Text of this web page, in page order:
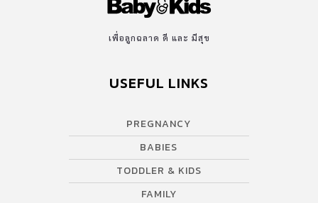
เพื่อลูกฉลาด ดี และ มีสุข
USEFUL LINKS
PREGNANCY
BABIES
TODDLER & KIDS
FAMILY